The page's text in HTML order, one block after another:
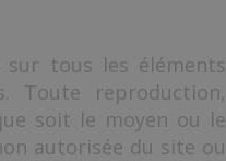
sur tous les éléments
Toute reproduction,
soit le moyen ou le
autorisée du site ou